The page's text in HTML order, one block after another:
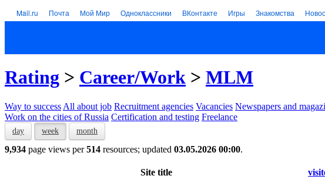
Mail.ru Почта Мой Мир Одноклассники ВКонтакте Игры Знакомства
Rating > Career/Work > MLM
Way to success All about job Recruitment agencies Vacancies Newspapers and
Work on the cities of Russia Certification and testing Freelance
day week month
9,934 page views per514 resources; updated 03.05.2026 00:00.
Site title